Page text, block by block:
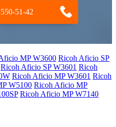
51-42
MP W3600 Ricoh Aficio SP
Ricoh Aficio SP W3601 Ricoh
Ricoh Aficio MP W3601 Ricoh
W5100 Ricoh Aficio MP
Ricoh Aficio MP W7140